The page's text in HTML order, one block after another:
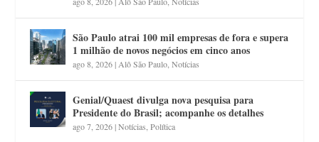
São Paulo atrai 100 mil empresas de fora e supera
1 milhão de novos negócios em cinco anos
ago 8, 2026| Alô São Paulo ,Notícias
Genial/Quaest divulga nova pesquisa para
Presidente do Brasil; acompanhe os detalhes
ago 7, 2026|Notícias ,Política